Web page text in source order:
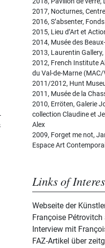
2017, Nocturnes,
2016, S’absenter,
2015, Lieu d’Art et
2014, Musée des
2013, Laurentin
2012, French Institute
du Val-de-Marne (MAC/
2011/2012, Hunt
2011, Musée de la
2010, Erröten, Galerie
collection Claudine et
Alex
2009, Forget me not,
Espace Art
Links of
Webseite der
Françoise
Interview mit
FAZ-Artikel über